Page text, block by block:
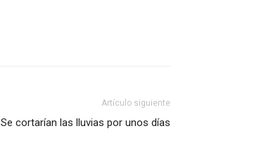
Artículo siguiente
Se cortarían las lluvias por unos días